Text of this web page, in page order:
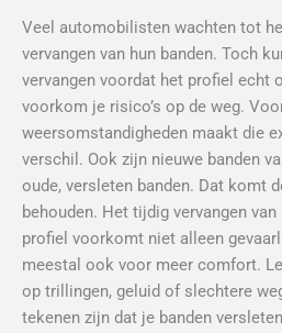
Veel automobilisten wachten tot
vervangen van hun banden. Toch
vervangen voordat het profiel echt
voorkom je risico’s op de weg.
weersomstandigheden maakt die
verschil. Ook zijn nieuwe banden
oude, versleten banden. Dat komt
behouden. Het tijdig vervangen
profiel voorkomt niet alleen
meestal ook voor meer comfort.
op trillingen, geluid of slechtere
tekenen zijn dat je banden